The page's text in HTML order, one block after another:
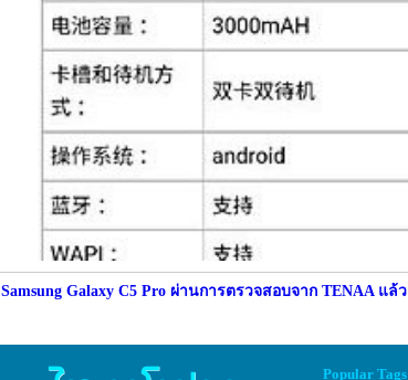
Samsung Galaxy C5 Pro ผ่านการตรวจสอบจาก TENAA แล้ว
Popular Tags